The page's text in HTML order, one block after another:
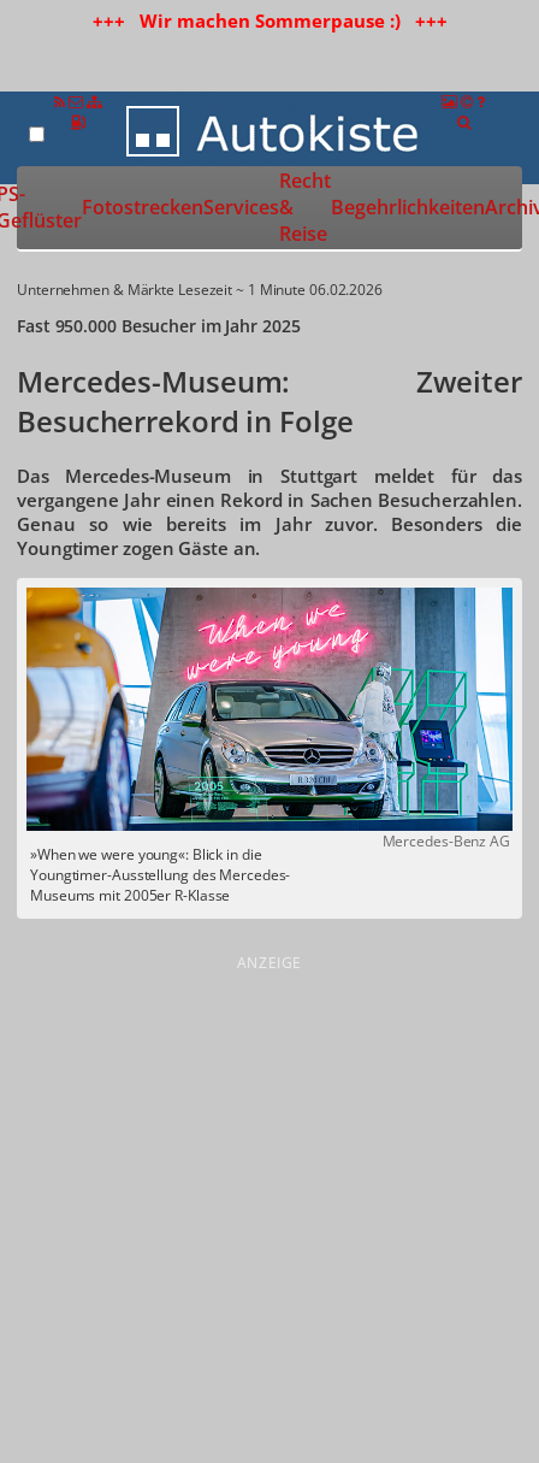
+++ Wir machen Sommerpause :) +++
Zur Startseite
FotostreckenServices
Recht
&
Reise
Begehrlichkeiten
Unternehmen & Märkte Lesezeit ~ 1 Minute 06.02.2026
Fast 950.000 Besucher im Jahr 2025
Mercedes-Museum: Zweiter
Besucherrekord in Folge
Das Mercedes-Museum in Stuttgart meldet für das
vergangene Jahr einen Rekord in Sachen Besucherzahlen.
Genau so wie bereits im Jahr zuvor. Besonders die
Youngtimer zogen Gäste an.
Mercedes-Benz AG
»When we were young«: Blick in die
Youngtimer-Ausstellung des Mercedes-
Museums mit 2005er R-Klasse
ANZEIGE